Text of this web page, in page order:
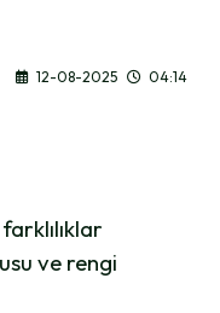
12-08-2025 04:14
ve rengi